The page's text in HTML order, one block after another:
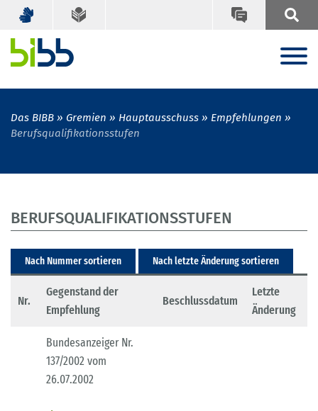
Das BIBB Gremien Hauptausschuss
Empfehlungen
Berufsqualifikationsstufen
BERUFSQUALIFIKATIONSSTUFEN
Nach Nummer sortieren Nach letzte Änderung sortieren
Nr.
Gegenstand der
Empfehlung
Beschlussdatum
Letzte
Änderung
Bundesanzeiger Nr.
137/2002 vom
26.07.2002